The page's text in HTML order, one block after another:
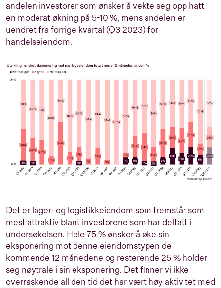
andelen investorer som ønsker å vekte seg opp hatt
en moderat økning på 5-10 %, mens andelen er
uendret fra forrige kvartal (Q3 2023) for
handelseiendom.
Det er lager- og logistikkeiendom som fremstår som
mest attraktiv blant investorene som har deltatt i
undersøkelsen. Hele 75 % ønsker å øke sin
eksponering mot denne eiendomstypen de
kommende 12 månedene og resterende 25 % holder
seg nøytrale i sin eksponering. Det finner vi ikke
overraskende all den tid det har vært høy aktivitet med